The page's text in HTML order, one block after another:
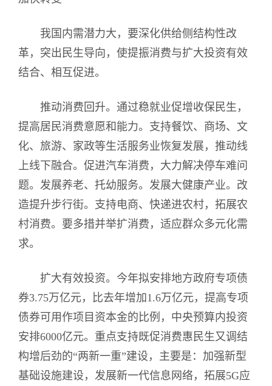
我国内需潜力大，要深化供给侧结构性改
革，突出民生导向，使提振消费与扩大投资有效
结合、相互促进。
推动消费回升。通过稳就业促增收保民生，
提高居民消费意愿和能力。支持餐饮、商场、文
化、旅游、家政等生活服务业恢复发展，推动线
上线下融合。促进汽车消费，大力解决停车难问
题。发展养老、托幼服务。发展大健康产业。改
造提升步行街。支持电商、快递进农村，拓展农
村消费。要多措并举扩消费，适应群众多元化需
求。
扩大有效投资。今年拟安排地方政府专项债
券3.75万亿元，比去年增加1.6万亿元，提高专项
债券可用作项目资本金的比例，中央预算内投资
安排6000亿元。重点支持既促消费惠民生又调结
构增后劲的“两新一重”建设，主要是：加强新型
基础设施建设，发展新一代信息网络，拓展5G应